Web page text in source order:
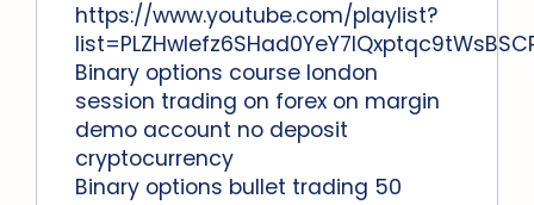
https://www.youtube.com/playlist?
Binary options course london
session trading on forex on margin
demo account no deposit
cryptocurrency
Binary options bullet trading 50